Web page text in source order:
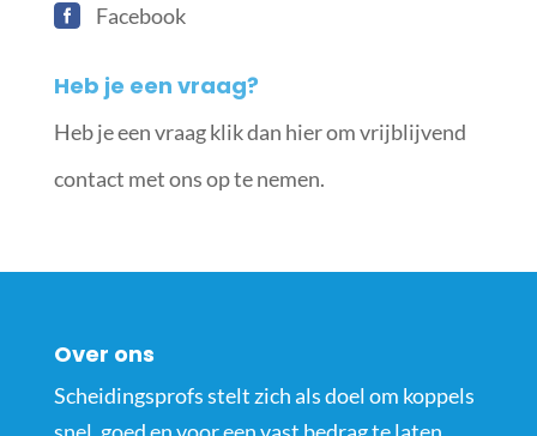
Facebook
Heb je een vraag?
Heb je een vraag klik dan hier om vrijblijvend
contact met ons op te nemen.
Over ons
Scheidingsprofs stelt zich als doel om koppels